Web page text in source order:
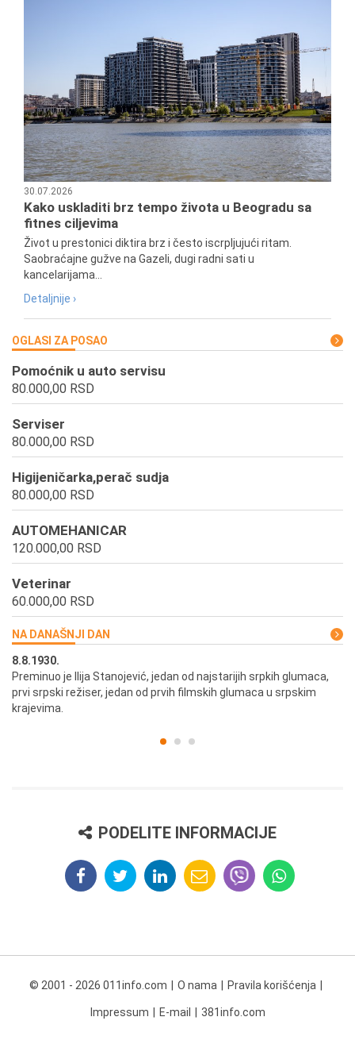
30.07.2026
Kako uskladiti brz tempo života u Beogradu sa
fitnes ciljevima
Život u prestonici diktira brz i često iscrpljujući ritam.
Saobraćajne gužve na Gazeli, dugi radni sati u
kancelarijama...
Detaljnije ›
OGLASI ZA POSAO
Pomoćnik u auto servisu
80.000,00 RSD
Serviser
80.000,00 RSD
Higijeničarka,perač sudja
80.000,00 RSD
AUTOMEHANICAR
120.000,00 RSD
Veterinar
60.000,00 RSD
NA DANAŠNJI DAN
8.8.1930.
Preminuo je Ilija Stanojević, jedan od najstarijih srpkih glumaca,
prvi srpski režiser, jedan od prvih filmskih glumaca u srpskim
krajevima.
PODELITE INFORMACIJE
© 2001 - 2026 011info.com O nama Pravila korišćenja
Impressum E-mail 381info.com